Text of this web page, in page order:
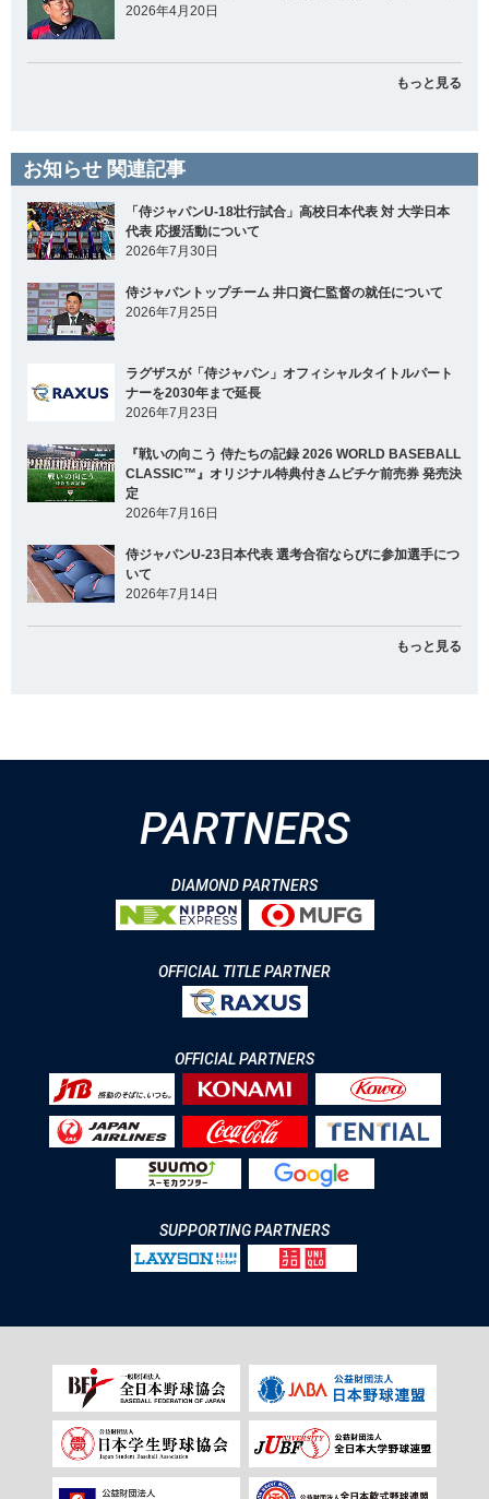
2026年4月20日
もっと見る
お知らせ 関連記事
「侍ジャパンU-18壮行試合」高校日本代表 対 大学日本
代表 応援活動について
2026年7月30日
侍ジャパントップチーム 井口資仁監督の就任について
2026年7月25日
ラグザスが「侍ジャパン」オフィシャルタイトルパート
ナーを2030年まで延長
2026年7月23日
『戦いの向こう 侍たちの記録 2026 WORLD BASEBALL
CLASSIC™』オリジナル特典付きムビチケ前売券 発売決
定
2026年7月16日
侍ジャパンU-23日本代表 選考合宿ならびに参加選手につ
いて
2026年7月14日
もっと見る
PARTNERS
DIAMOND PARTNERS
OFFICIAL TITLE PARTNER
OFFICIAL PARTNERS
SUPPORTING PARTNERS